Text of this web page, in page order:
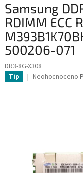
Samsung
RDIMM ECC
500206-071
DR3-8G-X308
Tip
Průměrné
Neohodnoceno